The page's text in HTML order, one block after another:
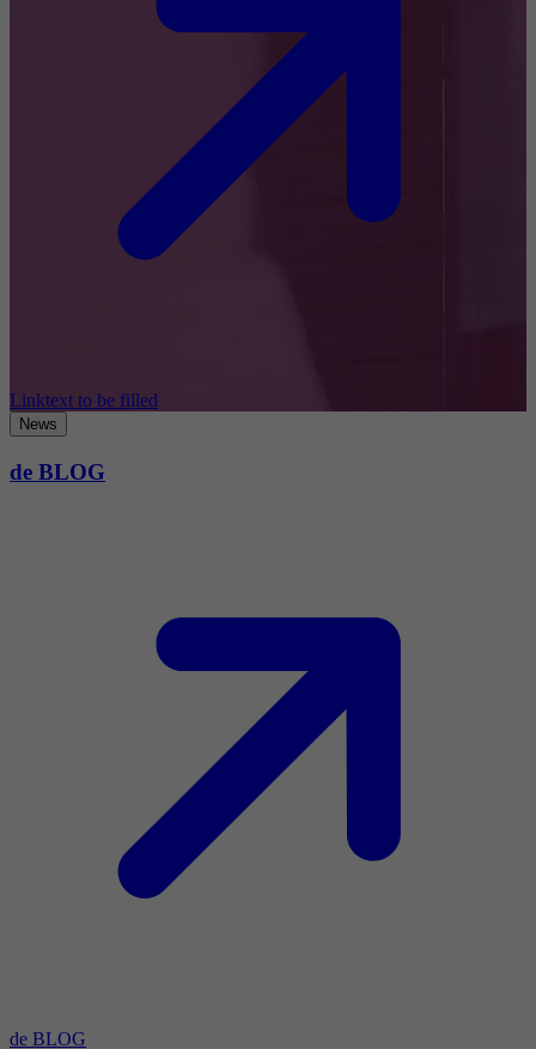
Linktext to be filled
News
de BLOG
de BLOG